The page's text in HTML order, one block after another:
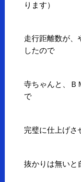
ります）
走行距離数が、
したので
寺ちゃんと、Ｂ
で
完璧に仕上げさ
抜かりは無いと